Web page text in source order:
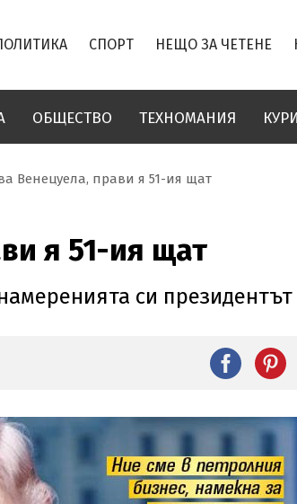
СПОРТ НЕЩО ЗА ЧЕТЕНЕ
ОБЩЕСТВО ТЕХНОМАНИЯ
Венецуела, прави я 51-ия щат
я 51-ия щат
си